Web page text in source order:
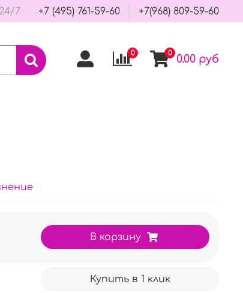
7 +7 (495) 761-59-60 +7(968) 809-59-60
0 0 0.00 руб
В корзину
Купить в 1 клик